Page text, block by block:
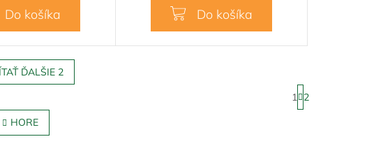
Do košíka Do košíka
v
l
ĎALŠIE 2
t
1 2
HORE